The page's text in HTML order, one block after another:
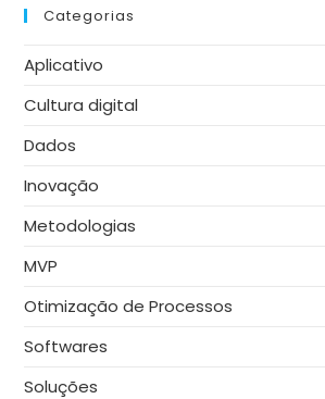
Categorias
Aplicativo
Cultura digital
Dados
Inovação
Metodologias
MVP
Otimização de Processos
Softwares
Soluções